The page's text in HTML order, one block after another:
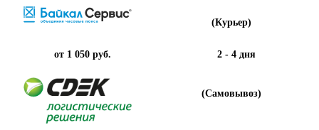
(Курьер)
от 1 050 руб. 2 - 4 дня
(Самовывоз)